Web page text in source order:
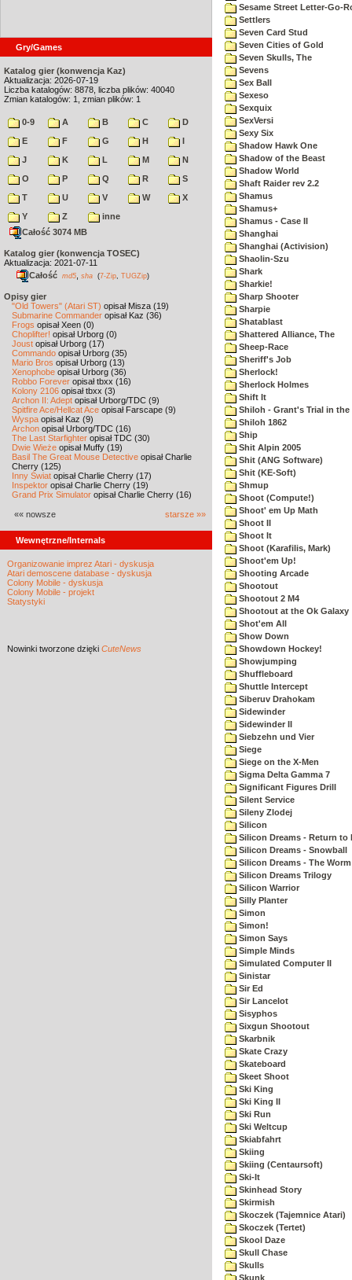
Gry/Games
Katalog gier (konwencja Kaz)
Aktualizacja: 2026-07-19
Liczba katalogów: 8878, liczba plików: 40040
Zmian katalogów: 1, zmian plików: 1
0-9 A B C
D
E
F G H
I
J
K L M
N
O
P Q R
S
T
U V W
X
Y
Z
inne
Całość 3074 MB
Katalog gier (konwencja TOSEC)
Aktualizacja: 2021-07-11
Całość md5 sha (7-Zip TUGZip)
Opisy gier
"Old Towers" (Atari ST) opisał Misza (19)
Submarine Commander opisał Kaz (36)
Frogs opisał Xeen (0)
Choplifter! opisał Urborg (0)
Joust opisał Urborg (17)
Commando opisał Urborg (35)
Mario Bros opisał Urborg (13)
Xenophobe opisał Urborg (36)
Robbo Forever opisał tbxx (16)
Kolony 2106 opisał tbxx (3)
Archon II: Adept opisał Urborg/TDC (9)
Spitfire Ace/Hellcat Ace opisał Farscape (9)
Wyspa opisał Kaz (9)
Archon opisał Urborg/TDC (16)
The Last Starfighter opisał TDC (30)
Dwie Wieże opisał Muffy (19)
Basil The Great Mouse Detective opisał Charlie
Cherry (125)
Inny Świat opisał Charlie Cherry (17)
Inspektor opisał Charlie Cherry (19)
Grand Prix Simulator opisał Charlie Cherry (16)
«« nowsze starsze »»
Wewnętrzne/Internals
Organizowanie imprez Atari - dyskusja
Atari demoscene database - dyskusja
Colony Mobile - dyskusja
Colony Mobile - projekt
Statystyki
Nowinki tworzone dzięki CuteNews
Sesame Street Letter-Go-
Settlers
Seven Card Stud
Seven Cities of Gold
Seven Skulls, The
Sevens
Sex Ball
Sexeso
Sexquix
SexVersi
Sexy Six
Shadow Hawk One
Shadow of the Beast
Shadow World
Shaft Raider rev 2.2
Shamus
Shamus+
Shamus - Case II
Shanghai
Shanghai (Activision)
Shaolin-Szu
Shark
Sharkie!
Sharp Shooter
Sharpie
Shatablast
Shattered Alliance, The
Sheep-Race
Sheriff's Job
Sherlock!
Sherlock Holmes
Shift It
Shiloh - Grant's Trial in the
Shiloh 1862
Ship
Shit Alpin 2005
Shit (ANG Software)
Shit (KE-Soft)
Shmup
Shoot (Compute!)
Shoot' em Up Math
Shoot II
Shoot It
Shoot (Karafilis, Mark)
Shoot'em Up!
Shooting Arcade
Shootout
Shootout 2 M4
Shootout at the Ok Galaxy
Shot'em All
Show Down
Showdown Hockey!
Showjumping
Shuffleboard
Shuttle Intercept
Siberuv Drahokam
Sidewinder
Sidewinder II
Siebzehn und Vier
Siege
Siege on the X-Men
Sigma Delta Gamma 7
Significant Figures Drill
Silent Service
Sileny Zlodej
Silicon
Silicon Dreams - Return to
Silicon Dreams - Snowball
Silicon Dreams - The
Silicon Dreams Trilogy
Silicon Warrior
Silly Planter
Simon
Simon!
Simon Says
Simple Minds
Simulated Computer II
Sinistar
Sir Ed
Sir Lancelot
Sisyphos
Sixgun Shootout
Skarbnik
Skate Crazy
Skateboard
Skeet Shoot
Ski King
Ski King II
Ski Run
Ski Weltcup
Skiabfahrt
Skiing
Skiing (Centaursoft)
Ski-It
Skinhead Story
Skirmish
Skoczek (Tajemnice Atari)
Skoczek (Tertet)
Skool Daze
Skull Chase
Skulls
Skunk